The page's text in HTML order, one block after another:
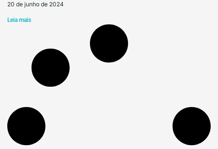
20 de junho de 2024
Leia mais